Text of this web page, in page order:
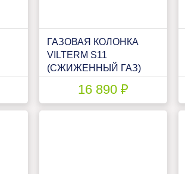
ГАЗОВАЯ КОЛОНКА
VILTERM S11
(СЖИЖЕННЫЙ ГАЗ)
16 890 ₽